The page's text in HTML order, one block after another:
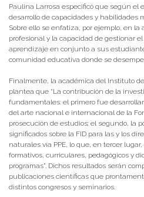
Paulina Larrosa especificó que según el
desarrollo de capacidades y habilidades
Sobre ello se enfatiza, por ejemplo, en
profesional y la capacidad de gestionar
aprendizaje en conjunto a sus
comunidad educativa donde se
Finalmente, la académica del Instituto
plantea que “La contribución de la
fundamentales: el primero fue
del arte nacional e internacional de la
prosecución de estudios; el segundo, la
significados sobre la FID para las y los
naturales vía PPE, lo que, en tercer
formativos, curriculares, pedagógicos y
programas”. Dichos resultados serán
publicaciones científicas que
distintos congresos y seminarios.